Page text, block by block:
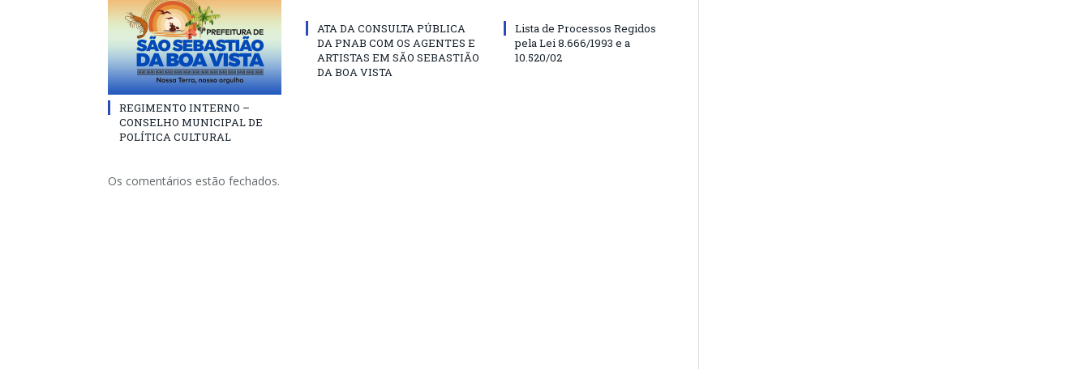
REGIMENTO INTERNO –
CONSELHO MUNICIPAL DE
POLÍTICA CULTURAL
ATA DA CONSULTA PÚBLICA
DA PNAB COM OS AGENTES E
ARTISTAS EM SÃO SEBASTIÃO
DA BOA VISTA
Lista de Processos Regidos
pela Lei 8.666/1993 e a
10.520/02
Os comentários estão fechados.